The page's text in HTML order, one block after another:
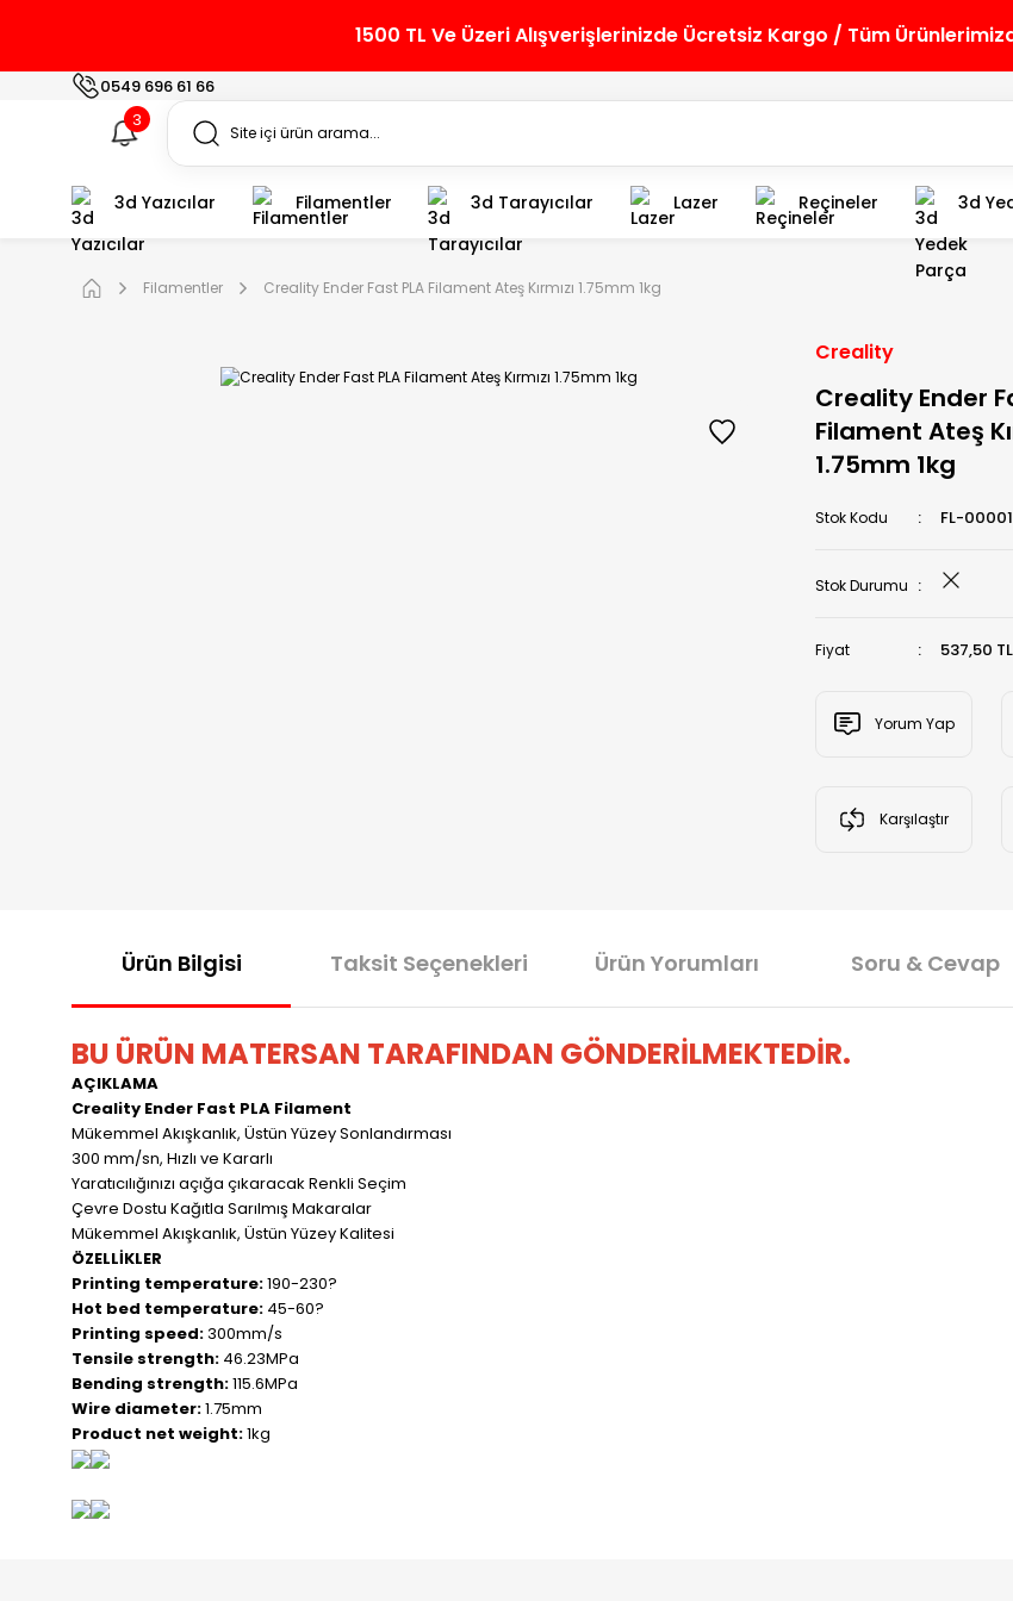
1500 TL Ve Üzeri Alışverişlerinizde Ücretsiz Kargo / Tüm
0549 696 61 66
3
3d Yazıcılar Filamentler 3d Tarayıcılar Lazer Reçineler 3d
Filamentler Creality Ender Fast PLA Filament Ateş Kırmızı 1.75mm 1kg
Creality
Creality Ender
Filament Ateş
1.75mm 1kg
Stok Kodu FL-
Stok Durumu
Fiyat 537,50
Yorum Yap
Karşılaştır
Ürün Bilgisi Taksit Seçenekleri Ürün Yorumları Soru & Cevap
BU ÜRÜN MATERSAN TARAFINDAN GÖNDERİLMEKTEDİR.
AÇIKLAMA
Creality Ender Fast PLA Filament
Mükemmel Akışkanlık, Üstün Yüzey Sonlandırması
300 mm/sn, Hızlı ve Kararlı
Yaratıcılığınızı açığa çıkaracak Renkli Seçim
Çevre Dostu Kağıtla Sarılmış Makaralar
Mükemmel Akışkanlık, Üstün Yüzey Kalitesi
ÖZELLİKLER
Printing temperature:190-230?
Hot bed temperature: 45-60?
Printing speed:300mm/s
Tensile strength: 46.23MPa
Bending strength:115.6MPa
Wire diameter:1.75mm
Product net weight:1kg